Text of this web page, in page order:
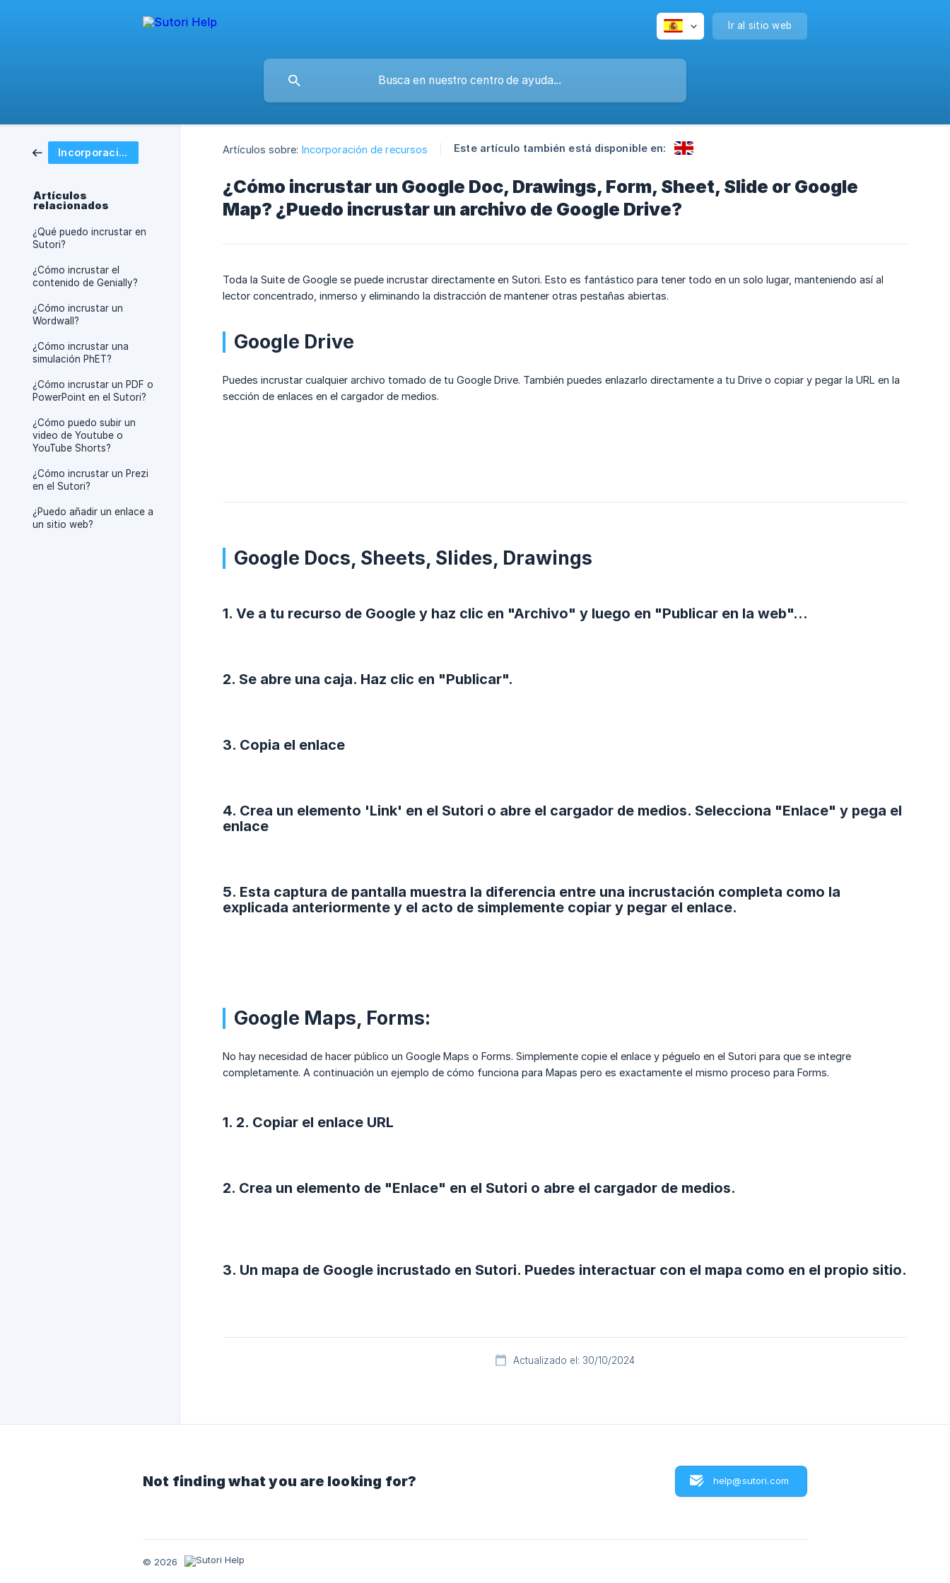
Ir al sitio web
Incorporación de recursos
Artículos
relacionados
¿Qué puedo incrustar en
Sutori?
¿Cómo incrustar el
contenido de Genially?
¿Cómo incrustar un
Wordwall?
¿Cómo incrustar una
simulación PhET?
¿Cómo incrustar un PDF o
PowerPoint en el Sutori?
¿Cómo puedo subir un
video de Youtube o
YouTube Shorts?
¿Cómo incrustar un Prezi
en el Sutori?
¿Puedo añadir un enlace a
un sitio web?
Artículos sobre: Incorporación de recursos Este artículo también está disponible en:
¿Cómo incrustar un Google Doc, Drawings, Form, Sheet, Slide or Google
Map? ¿Puedo incrustar un archivo de Google Drive?
Toda la Suite de Google se puede incrustar directamente en Sutori. Esto es fantástico para tener todo en un solo lugar, manteniendo así al
lector concentrado, inmerso y eliminando la distracción de mantener otras pestañas abiertas.
Google Drive
Puedes incrustar cualquier archivo tomado de tu Google Drive. También puedes enlazarlo directamente a tu Drive o copiar y pegar la URL en la
sección de enlaces en el cargador de medios.
Google Docs, Sheets, Slides, Drawings
1. Ve a tu recurso de Google y haz clic en "Archivo" y luego en "Publicar en la web"...
2. Se abre una caja. Haz clic en "Publicar".
3. Copia el enlace
4. Crea un elemento 'Link' en el Sutori o abre el cargador de medios. Selecciona "Enlace" y pega el
enlace
5. Esta captura de pantalla muestra la diferencia entre una incrustación completa como la
explicada anteriormente y el acto de simplemente copiar y pegar el enlace.
Google Maps, Forms:
No hay necesidad de hacer público un Google Maps o Forms. Simplemente copie el enlace y péguelo en el Sutori para que se integre
completamente. A continuación un ejemplo de cómo funciona para Mapas pero es exactamente el mismo proceso para Forms.
1. 2. Copiar el enlace URL
2. Crea un elemento de "Enlace" en el Sutori o abre el cargador de medios.
3. Un mapa de Google incrustado en Sutori. Puedes interactuar con el mapa como en el propio sitio.
Actualizado el: 30/10/2024
Not finding what you are looking for? help@sutori.com
© 2026